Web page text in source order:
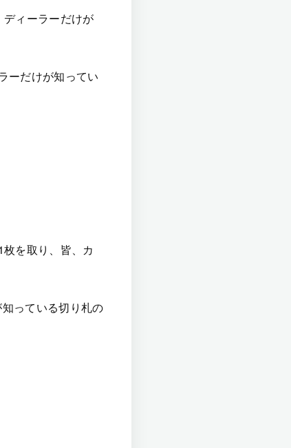
ィーラーだけが
ーだけが知ってい
を取り、皆、カ
っている切り札の